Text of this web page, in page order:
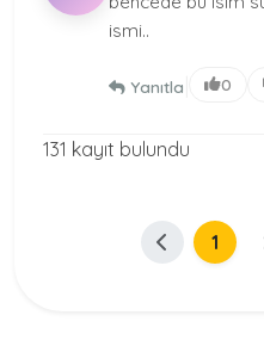
ismi..
Yanıtla 0
131 kayıt bulundu
1